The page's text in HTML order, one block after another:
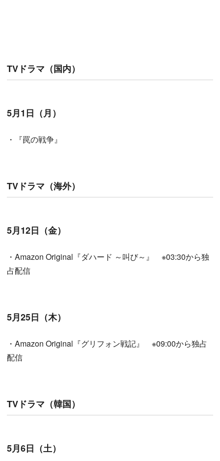
TVドラマ（国内）
5月1日（月）
・『罠の戦争』
TVドラマ（海外）
5月12日（金）
・Amazon Original『ダハード ～叫び～』 ※03:30から独
占配信
5月25日（木）
・Amazon Original『グリフォン戦記』 ※09:00から独占
配信
TVドラマ（韓国）
5月6日（土）